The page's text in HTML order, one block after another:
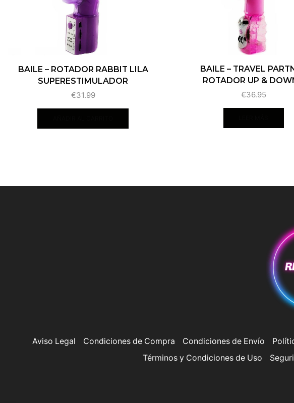
BAILE – ROTADOR RABBIT LILA
SUPERESTIMULADOR
€31.99
BAILE – TRAVEL
ROTADOR UP &
€36.95
Aviso Legal Condiciones de Compra Condiciones de Envío
Términos y Condiciones de Uso